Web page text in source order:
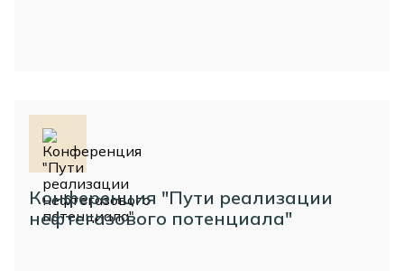
Конференция "Пути реализации
нефтегазового потенциала"